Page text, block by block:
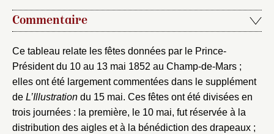
Commentaire
Ce tableau relate les fêtes données par le Prince-
Président du 10 au 13 mai 1852 au Champ-de-Mars ;
elles ont été largement commentées dans le supplément
de L’Illustration du 15 mai. Ces fêtes ont été divisées en
trois journées : la première, le 10 mai, fut réservée à la
distribution des aigles et à la bénédiction des drapeaux ;